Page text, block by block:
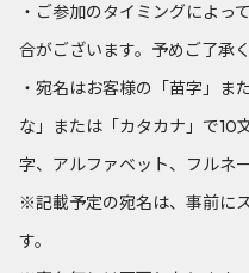
・ご参加のタイミングによっ
合がございます。予めご了承く
・宛名はお客様の「苗字」ま
な」または「カタカナ」で10
字、アルファベット、フルネ
※記載予定の宛名は、事前に
す。